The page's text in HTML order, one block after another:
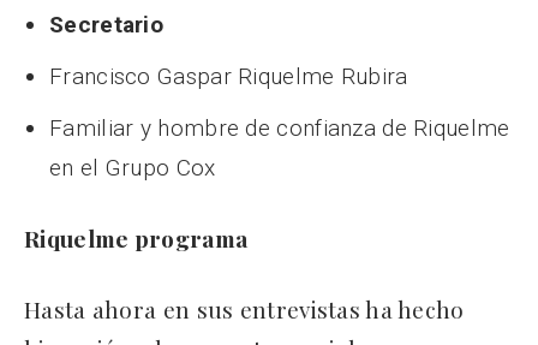
Secretario
Francisco Gaspar Riquelme Rubira
Familiar y hombre de confianza de Riquelme
en el Grupo Cox
Riquelme programa
Hasta ahora en sus entrevistas ha hecho